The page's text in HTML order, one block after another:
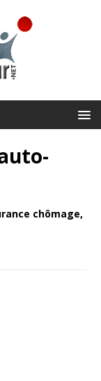
chômage,